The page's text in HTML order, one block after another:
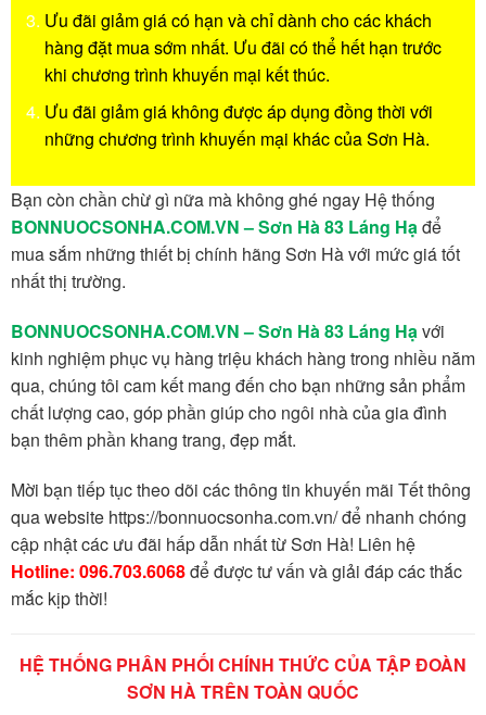
Ưu đãi giảm giá có hạn và chỉ dành cho các khách
hàng đặt mua sớm nhất. Ưu đãi có thể hết hạn trước
khi chương trình khuyến mại kết thúc.
Ưu đãi giảm giá không được áp dụng đồng thời với
những chương trình khuyến mại khác của Sơn Hà.
Bạn còn chần chừ gì nữa mà không ghé ngay Hệ thống
BONNUOCSONHA.COM.VN – Sơn Hà 83 Láng Hạđể
mua sắm những thiết bị chính hãng Sơn Hà với mức giá tốt
nhất thị trường.
BONNUOCSONHA.COM.VN – Sơn Hà 83 Láng Hạvới
kinh nghiệm phục vụ hàng triệu khách hàng trong nhiều năm
qua, chúng tôi cam kết mang đến cho bạn những sản phẩm
chất lượng cao, góp phần giúp cho ngôi nhà của gia đình
bạn thêm phần khang trang, đẹp mắt.
Mời bạn tiếp tục theo dõi các thông tin khuyến mãi Tết thông
qua website https://bonnuocsonha.com.vn/ để nhanh chóng
cập nhật các ưu đãi hấp dẫn nhất từ Sơn Hà! Liên hệ
Hotline: 096.703.6068để được tư vấn và giải đáp các thắc
mắc kịp thời!
HỆ THỐNG PHÂN PHỐI CHÍNH THỨC CỦA TẬP ĐOÀN
SƠN HÀ TRÊN TOÀN QUỐC